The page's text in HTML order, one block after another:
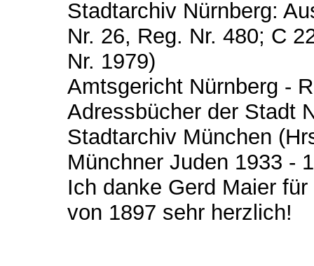
Stadtarchiv Nürnberg:
Nr. 26, Reg. Nr. 480; C
Nr. 1979)
Amtsgericht Nürnberg -
Adressbücher der Stadt
Stadtarchiv München
Münchner Juden 1933 -
Ich danke Gerd Maier
von 1897 sehr herzlich!